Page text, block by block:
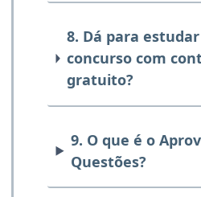
8. Dá para
concurso com
gratuito?
9. O que é o
Questões?